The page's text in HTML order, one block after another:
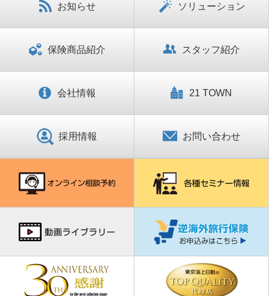
お知らせ ソリューション
保険商品紹介 スタッフ紹介
会社情報 21 TOWN
採用情報 お問い合わせ